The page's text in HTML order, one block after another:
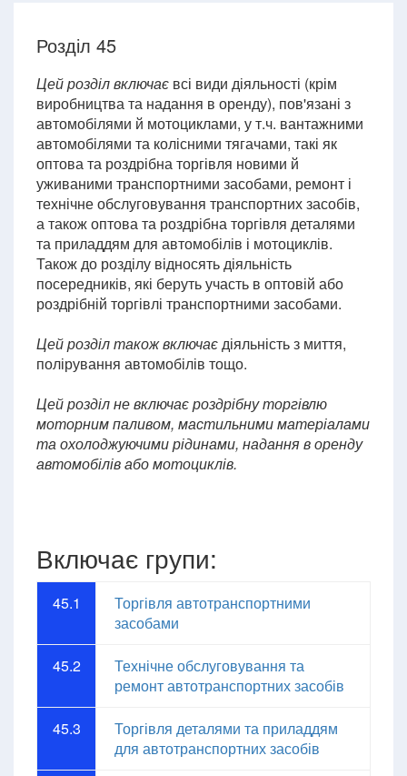
Розділ 45
Цей розділ включає всі види діяльності (крім
виробництва та надання в оренду), пов'язані з
автомобілями й мотоциклами, у т.ч. вантажними
автомобілями та колісними тягачами, такі як
оптова та роздрібна торгівля новими й
уживаними транспортними засобами, ремонт і
технічне обслуговування транспортних засобів,
а також оптова та роздрібна торгівля деталями
та приладдям для автомобілів і мотоциклів.
Також до розділу відносять діяльність
посередників, які беруть участь в оптовій або
роздрібній торгівлі транспортними засобами.
Цей розділ також включаєдіяльність з миття,
полірування автомобілів тощо.
Цей розділ не включаєроздрібну торгівлю
моторним паливом, мастильними матеріалами
та охолоджуючими рідинами, надання в оренду
автомобілів або мотоциклів.
Включає групи:
45.1
Торгівля автотранспортними
засобами
45.2
Технічне обслуговування та
ремонт автотранспортних засобів
45.3
Торгівля деталями та приладдям
для автотранспортних засобів